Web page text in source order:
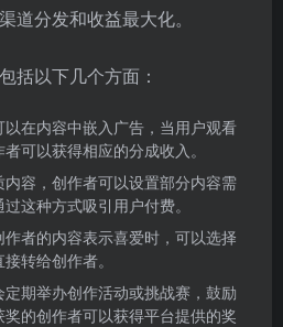
道分发和收益最大化。
括以下几个方面：
以在内容中嵌入广告，当用户观看
可以获得相应的分成收入。
内容，创作者可以设置部分内容需
这种方式吸引用户付费。
作者的内容表示喜爱时，可以选择
转给创作者。
定期举办创作活动或挑战赛，鼓励
的创作者可以获得平台提供的奖